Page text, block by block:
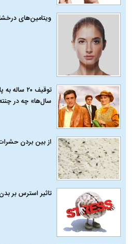
ویتامین‌های
توقیف ۲۰
سال‌ها» چه در
از بین بردن
تاثیر استرس بر